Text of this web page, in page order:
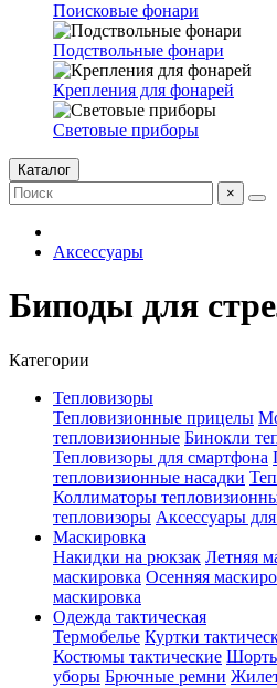
Поисковые фонари
Подствольные фонари
Крепления для фонарей
Световые приборы
Каталог
×
Аксессуары
Биподы для
Категории
Тепловизоры
Тепловизионные прицелы
тепловизионные Бинокли
Тепловизоры для смартфона
тепловизионные насадки
Коллиматоры
тепловизоры Аксессуары
Маскировка
Накидки на рюкзак Летняя
маскировка Осенняя
маскировка
Одежда тактическая
Термобелье Куртки
Костюмы тактические Шорты
уборы Брючные ремни